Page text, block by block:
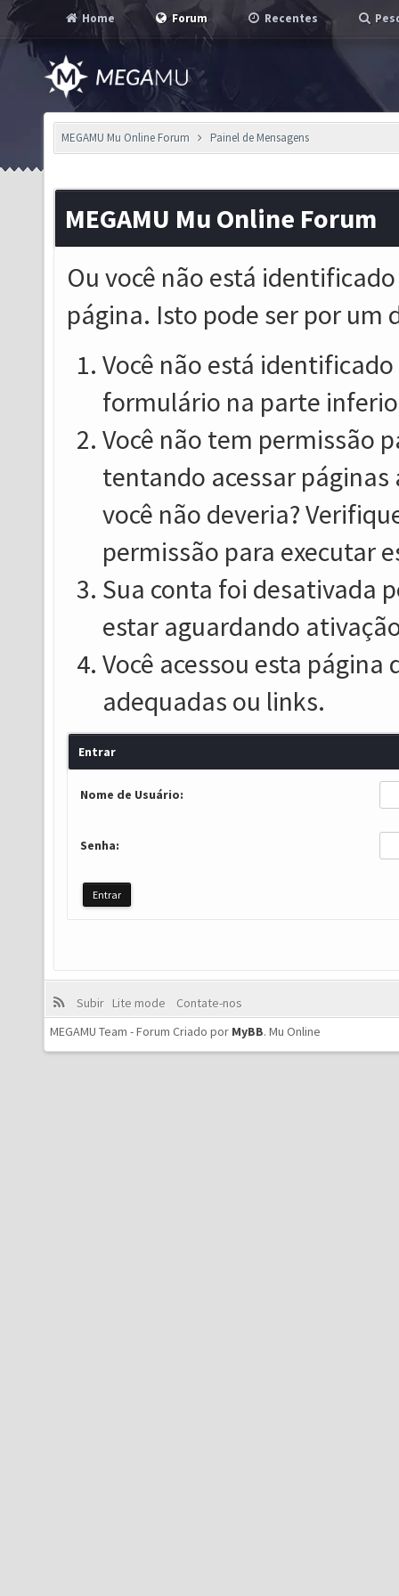
Home Forum Recentes
MEGAMU Mu Online Forum Painel de Mensagens
MEGAMU Mu Online Forum
Ou você não está
página. Isto pode ser por um
Você não está
formulário na parte
Você não tem permissão
tentando acessar
você não deveria?
permissão para executar
Sua conta foi desativada
estar aguardando
Você acessou esta
adequadas ou links.
Entrar
Nome de Usuário:
Senha:
Subir Lite mode
Contate-nos
MEGAMU Team - Forum Criado por MyBB. Mu Online